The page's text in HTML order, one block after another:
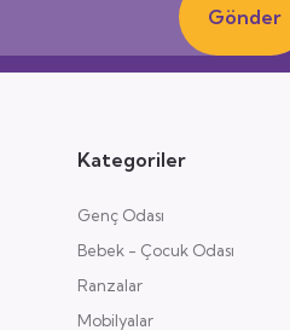
Gönder
Kategoriler
Genç Odası
Bebek - Çocuk Odası
Ranzalar
Mobilyalar